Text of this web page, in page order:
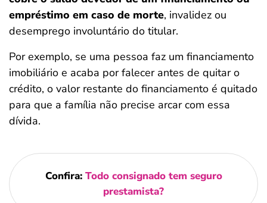
empréstimo em caso de morte, invalidez ou
desemprego involuntário do titular.
Por exemplo, se uma pessoa faz um financiamento
imobiliário e acaba por falecer antes de quitar o
crédito, o valor restante do financiamento é quitado
para que a família não precise arcar com essa
dívida.
Confira: Todo consignado tem seguro
prestamista?